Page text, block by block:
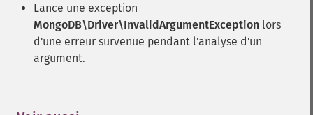
Lance une exception
MongoDB\Driver\InvalidArgumentException lors
d'une erreur survenue pendant l'analyse d'un
argument.